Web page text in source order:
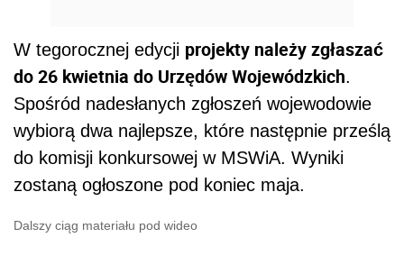
W tegorocznej edycji projekty należy zgłaszać
do 26 kwietnia do Urzędów Wojewódzkich.
Spośród nadesłanych zgłoszeń wojewodowie
wybiorą dwa najlepsze, które następnie prześlą
do komisji konkursowej w MSWiA. Wyniki
zostaną ogłoszone pod koniec maja.
Dalszy ciąg materiału pod wideo